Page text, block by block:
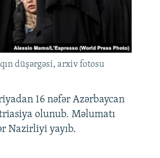
düşərgəsi, arxiv fotosu
16 nəfər Azərbaycan
olunub. Məlumatı
Nazirliyi yayıb.